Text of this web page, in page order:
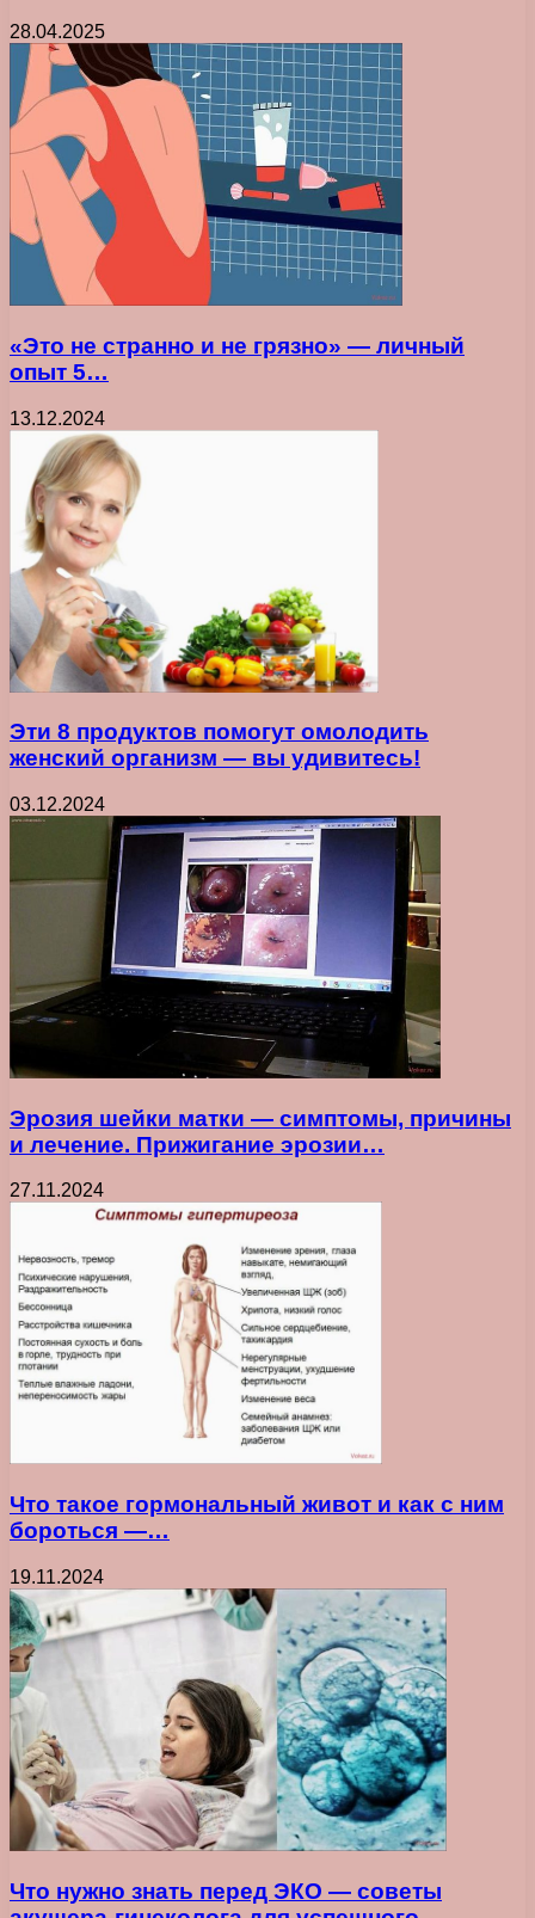
28.04.2025
«Это не странно и не грязно» — личный
опыт 5…
13.12.2024
Эти 8 продуктов помогут омолодить
женский организм — вы удивитесь!
03.12.2024
Эрозия шейки матки — симптомы, причины
и лечение. Прижигание эрозии…
27.11.2024
Что такое гормональный живот и как с ним
бороться —…
19.11.2024
Что нужно знать перед ЭКО — советы